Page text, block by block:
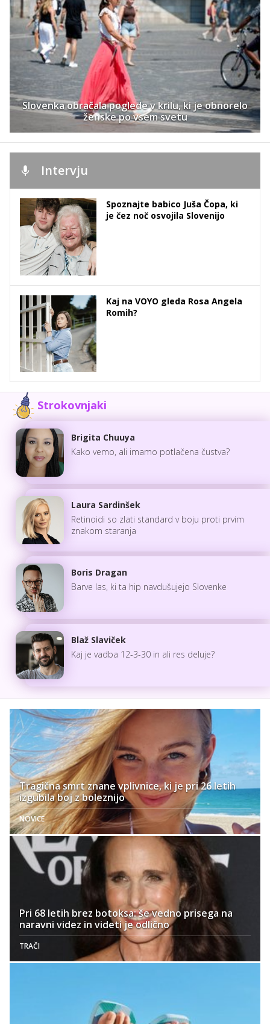
Slovenka obračala poglede v krilu, ki je obnorelo
ženske po vsem svetu
Intervju
Spoznajte babico Juša Čopa, ki
je čez noč osvojila Slovenijo
Kaj na VOYO gleda Rosa Angela
Romih?
Strokovnjaki
Brigita Chuuya
Kako vemo, ali imamo potlačena čustva?
Laura Sardinšek
Retinoidi so zlati standard v boju proti prvim
znakom staranja
Boris Dragan
Barve las, ki ta hip navdušujejo Slovenke
Blaž Slaviček
Kaj je vadba 12-3-30 in ali res deluje?
Tragična smrt znane vplivnice, ki je pri 26 letih
izgubila boj z boleznijo
NOVICE
Pri 68 letih brez botoksa: še vedno prisega na
naravni videz in videti je odlično
TRAČI